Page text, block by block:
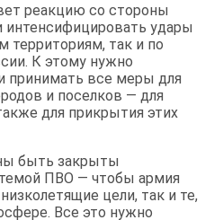
реакцию со стороны
интенсифицировать удары
территориям, так и по
К этому нужно
принимать все меры для
и поселков — для
для прикрытия этих
быть закрыты
ПВО — чтобы армия
цели, так и те,
Все это нужно